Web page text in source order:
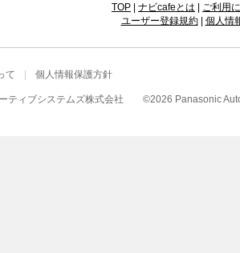
TOP ナビcafeとは
ご利用
ユーザー登録規約| 個人情
て 個人情報保護方針
ティブシステムズ株式会社 ©2026 Panasonic